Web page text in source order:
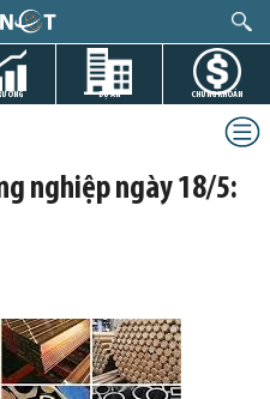
DỰ ÁN CHỨNG KHOÁN
nghiệp ngày 18/5: